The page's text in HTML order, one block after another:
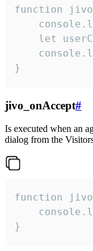
function
let
}
jivo_onAccept#
Is executed when an
dialog from the
function
}